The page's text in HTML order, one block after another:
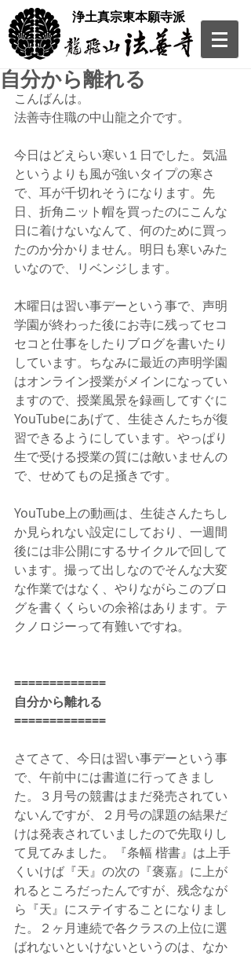
​浄土真宗東本願寺派
自分から離れる
こんばんは。
法善寺住職の中山龍之介です。
今日はどえらい寒い１日でした。気温
というよりも風が強いタイプの寒さ
で、耳が千切れそうになります。先
日、折角ニット帽を買ったのにこんな
日に着けないなんて、何のために買っ
たのか分かりません。明日も寒いみた
いなので、リベンジします。
木曜日は習い事デーという事で、声明
学園が終わった後にお寺に残ってセコ
セコと仕事をしたりブログを書いたり
しています。ちなみに最近の声明学園
はオンライン授業がメインになってい
ますので、授業風景を録画してすぐに
YouTubeにあげて、生徒さんたちが復
習できるようにしています。やっぱり
生で受ける授業の質には敵いませんの
で、せめてもの足掻きです。
YouTube上の動画は、生徒さんたちし
か見られない設定にしており、一週間
後には非公開にするサイクルで回して
います。撮って出しなのでそんな大変
な作業ではなく、やりながらこのブロ
グを書くくらいの余裕はあります。テ
クノロジーって有難いですね。
=============
自分から離れる
=============
さてさて、今日は習い事デーという事
で、午前中には書道に行ってきまし
た。３月号の競書はまだ発売されてい
ないんですが、２月号の課題の結果だ
けは発表されていましたので先取りし
て見てみました。『条幅 楷書』は上手
くいけば『天』の次の『褒嘉』に上が
れるところだったんですが、残念なが
ら『天』にステイすることになりまし
た。２ヶ月連続で各クラスの上位に選
ばれないといけないというのは、なか